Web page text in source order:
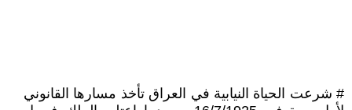
# شرعت الحياة النيابية في العراق تأخذ مسارها القانوني